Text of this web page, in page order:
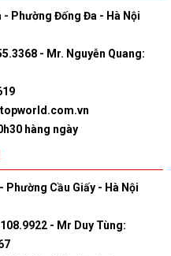
- Phường Đống Đa - Hà Nội
- Mr. Nguyễn Quang:
hàng ngày
Cầu Giấy - Hà Nội
- Mr Duy Tùng: